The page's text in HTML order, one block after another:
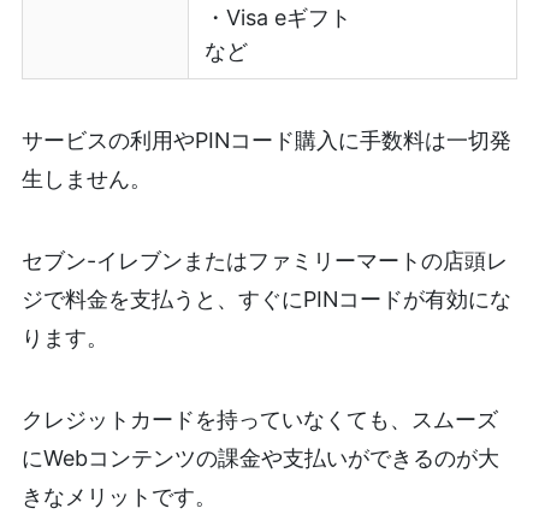
・Visa eギフト
など
サービスの利用やPINコード購入に手数料は一切発
生しません。
セブン-イレブンまたはファミリーマートの店頭レ
ジで料金を支払うと、すぐにPINコードが有効にな
ります。
クレジットカードを持っていなくても、スムーズ
にWebコンテンツの課金や支払いができるのが大
きなメリットです。